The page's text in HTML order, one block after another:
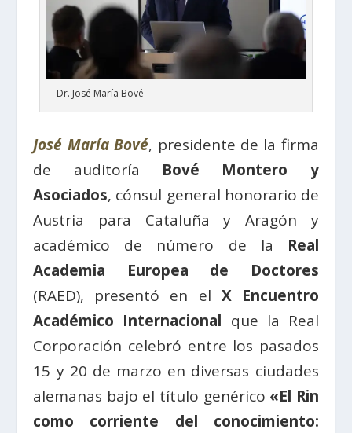
Dr. José María Bové
José María Bové, presidente de la firma
de auditoría Bové Montero y
Asociados, cónsul general honorario de
Austria para Cataluña y Aragón y
académico de número de la Real
Academia Europea de Doctores
(RAED), presentó en el X Encuentro
Académico Internacional que la Real
Corporación celebró entre los pasados
15 y 20 de marzo en diversas ciudades
alemanas bajo el título genérico «El Rin
como corriente del conocimiento: